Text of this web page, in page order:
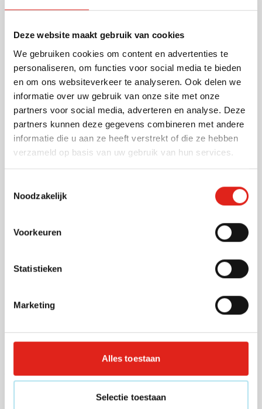
Deze website maakt gebruik van cookies
We gebruiken cookies om content en advertenties te
personaliseren, om functies voor social media te bieden
en om ons websiteverkeer te analyseren. Ook delen we
informatie over uw gebruik van onze site met onze
partners voor social media, adverteren en analyse. Deze
partners kunnen deze gegevens combineren met andere
informatie die u aan ze heeft verstrekt of die ze hebben
verzameld op basis van uw gebruik van hun services.
Noodzakelijk
Voorkeuren
Statistieken
Marketing
Alles toestaan
Selectie toestaan
kleuren verf en een kwast).
Specificaties
Artikelnummer
Gewicht
158 gram
Merk
IMPRESSION
Materiaal
Hout
Afmetingen
13.4 cm x 6.7 cm x 12.8
cm (l x b x h)
011
Levering vanaf8 oktober
Bekijk